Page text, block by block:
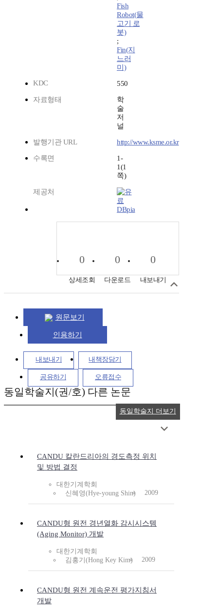
Fish
Robot(물
고기 로
봇)
;
Fin(지
느러
미)
KDC
550
자료형태
학
술
저
널
발행기관 URL http://www.ksme.or.kr
수록면
1-
1(1
쪽)
제공처
DBpia
0
상세조회
0
다운로드
0
내보내기
원문보기
인용하기
내보내기 내책장담기
공유하기 오류접수
동일학술지(권/호) 다른 논문
CANDU 칼란드리아의 경도측정 위치
및 방법 결정
대한기계학회
신혜영(Hye-young Shin)
2009
CANDU형 원전 경년열화 감시시스템
(Aging Monitor) 개발
대한기계학회
김홍기(Hong Key Kim)
2009
CANDU형 원전 계속운전 평가지침서
개발
동일학술지 더보기